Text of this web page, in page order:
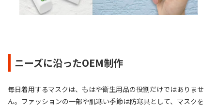
ニーズに沿ったOEM制作
毎日着用するマスクは、もはや衛生用品の役割だけではありませ
ん。ファッションの一部や肌寒い季節は防寒具として、マスクを